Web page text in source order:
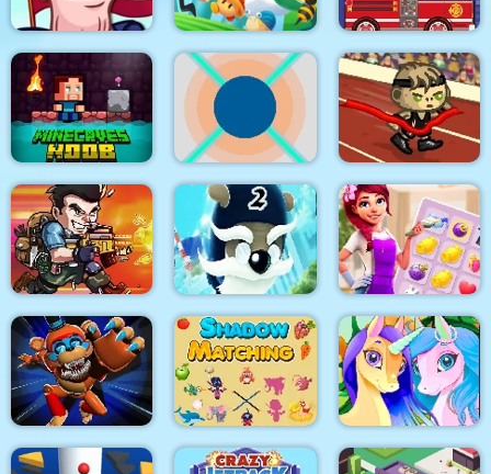
TrollFace Quest: USA
2
Super Oscar
Fire Trucks
Differences
Minecaves Noob
Adventure
Dalo Awesome Run 2
Metal Black Wars Ninja Dogs 2
House Design Match
3